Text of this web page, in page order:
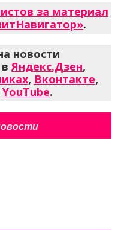
за материал
.
новости
вЯндекс.Дзен,
, Вконтакте,
YouTube.